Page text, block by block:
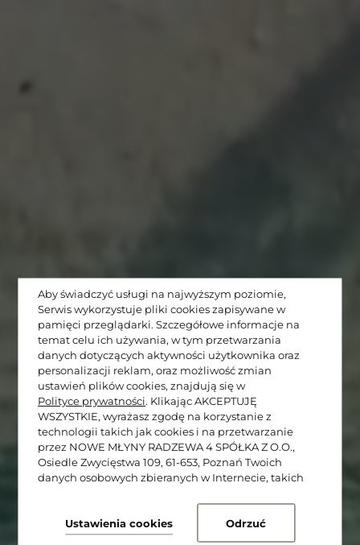
★★★★★
Cocco Lagoon
Resort & SPA
Aby świadczyć usługi na najwyższym poziomie,
Serwis wykorzystuje pliki cookies zapisywane w
pamięci przeglądarki. Szczegółowe informacje na
temat celu ich używania, w tym przetwarzania
danych dotyczących aktywności użytkownika oraz
personalizacji reklam, oraz możliwość zmian
ustawień plików cookies, znajdują się w
Polityce prywatności . Klikając AKCEPTUJĘ
WSZYSTKIE, wyrażasz zgodę na korzystanie z
technologii takich jak cookies i na przetwarzanie
przez NOWE MŁYNY RADZEWA 4 SPÓŁKA Z O.O.,
Osiedle Zwycięstwa 109, 61-653, Poznań Twoich
danych osobowych zbieranych w Internecie, takich
analitycznych i marketingowych (w tym do
zautomatyzowanego dopasowania reklam do Twoich
zainteresowań, mierzenia ich skuteczności oraz
Ustawienia cookies Odrzuć